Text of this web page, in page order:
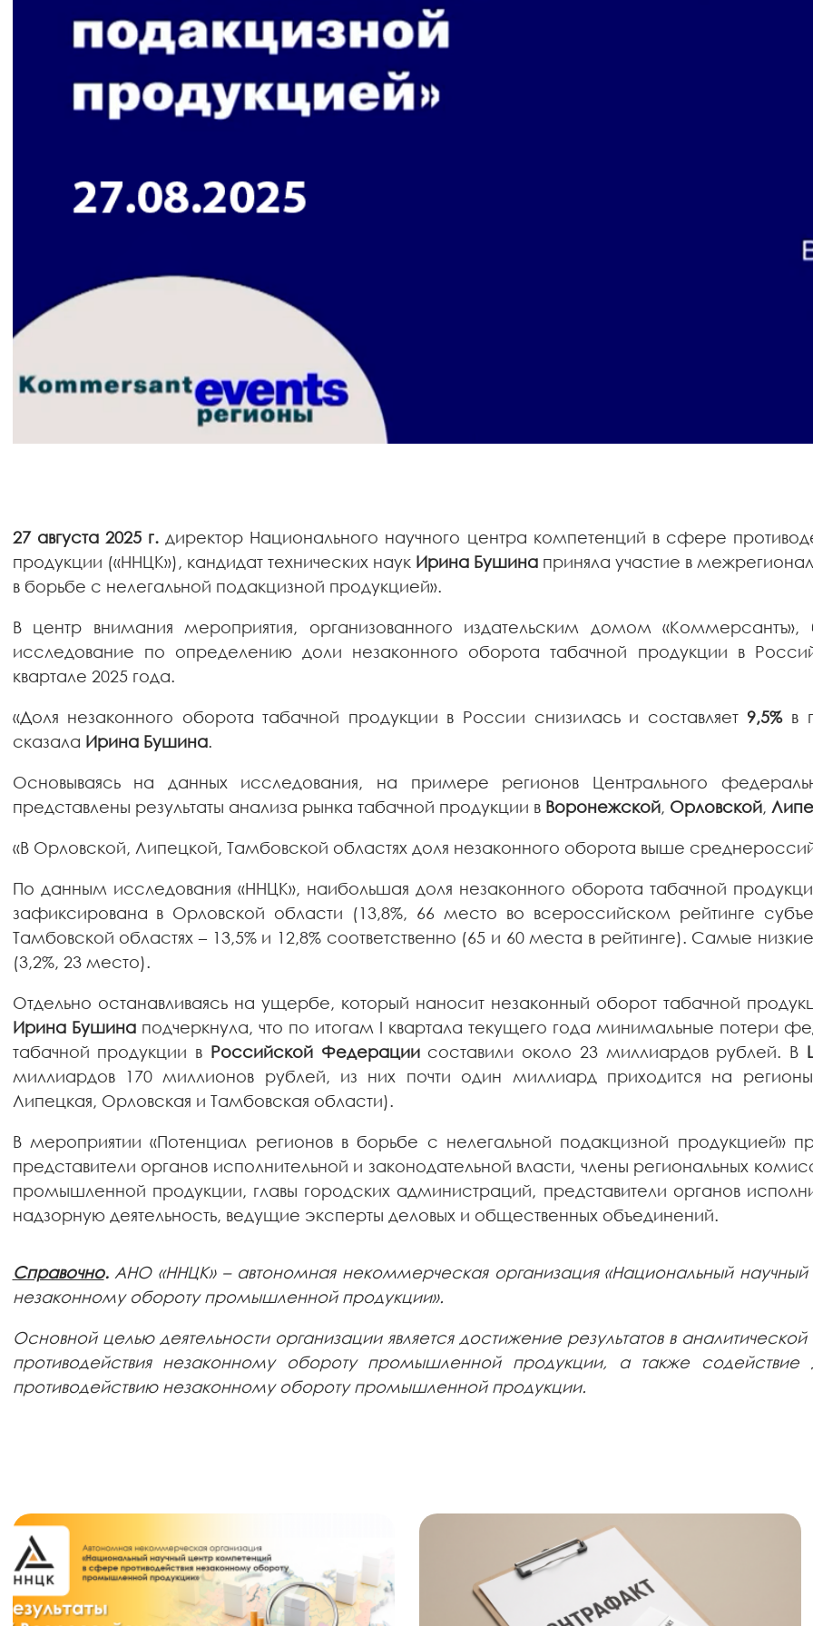
27 августа 2025 г.директор Национального научного центра компетенций в сфере
продукции («ННЦК»), кандидат технических наук Ирина Бушинаприняла участие в
в борьбе с нелегальной подакцизной продукцией».
В центр внимания мероприятия, организованного издательским домом
исследование по определению доли незаконного оборота табачной продукции в
квартале 2025 года.
«Доля незаконного оборота табачной продукции в России снизилась и составляет 9,5%в
сказала Ирина Бушина.
Основываясь на данных исследования, на примере регионов Центрального
представлены результаты анализа рынка табачной продукции в Воронежской, Орловской,
«В Орловской, Липецкой, Тамбовской областях доля незаконного оборота выше
По данным исследования «ННЦК», наибольшая доля незаконного оборота табачной
зафиксирована в Орловской области (13,8%, 66 место во всероссийском рейтинге
Тамбовской областях – 13,5% и 12,8% соответственно (65 и 60 места в рейтинге). Самые
(3,2%, 23 место).
Отдельно останавливаясь на ущербе, который наносит незаконный оборот табачной
Ирина Бушина подчеркнула, что по итогам I квартала текущего года минимальные потери
табачной продукции в Российской Федерациисоставили около 23 миллиардов рублей. В
миллиардов 170 миллионов рублей, из них почти один миллиард приходится на
Липецкая, Орловская и Тамбовская области).
В мероприятии «Потенциал регионов в борьбе с нелегальной подакцизной продукцией»
представители органов исполнительной и законодательной власти, члены региональных
промышленной продукции, главы городских администраций, представители органов
надзорную деятельность, ведущие эксперты деловых и общественных объединений.
Справочно.АНО «ННЦК» – автономная некоммерческая организация «Национальный
незаконному обороту промышленной продукции».
Основной целью деятельности организации является достижение результатов в
противодействия незаконному обороту промышленной продукции, а также содействие
противодействию незаконному обороту промышленной продукции.